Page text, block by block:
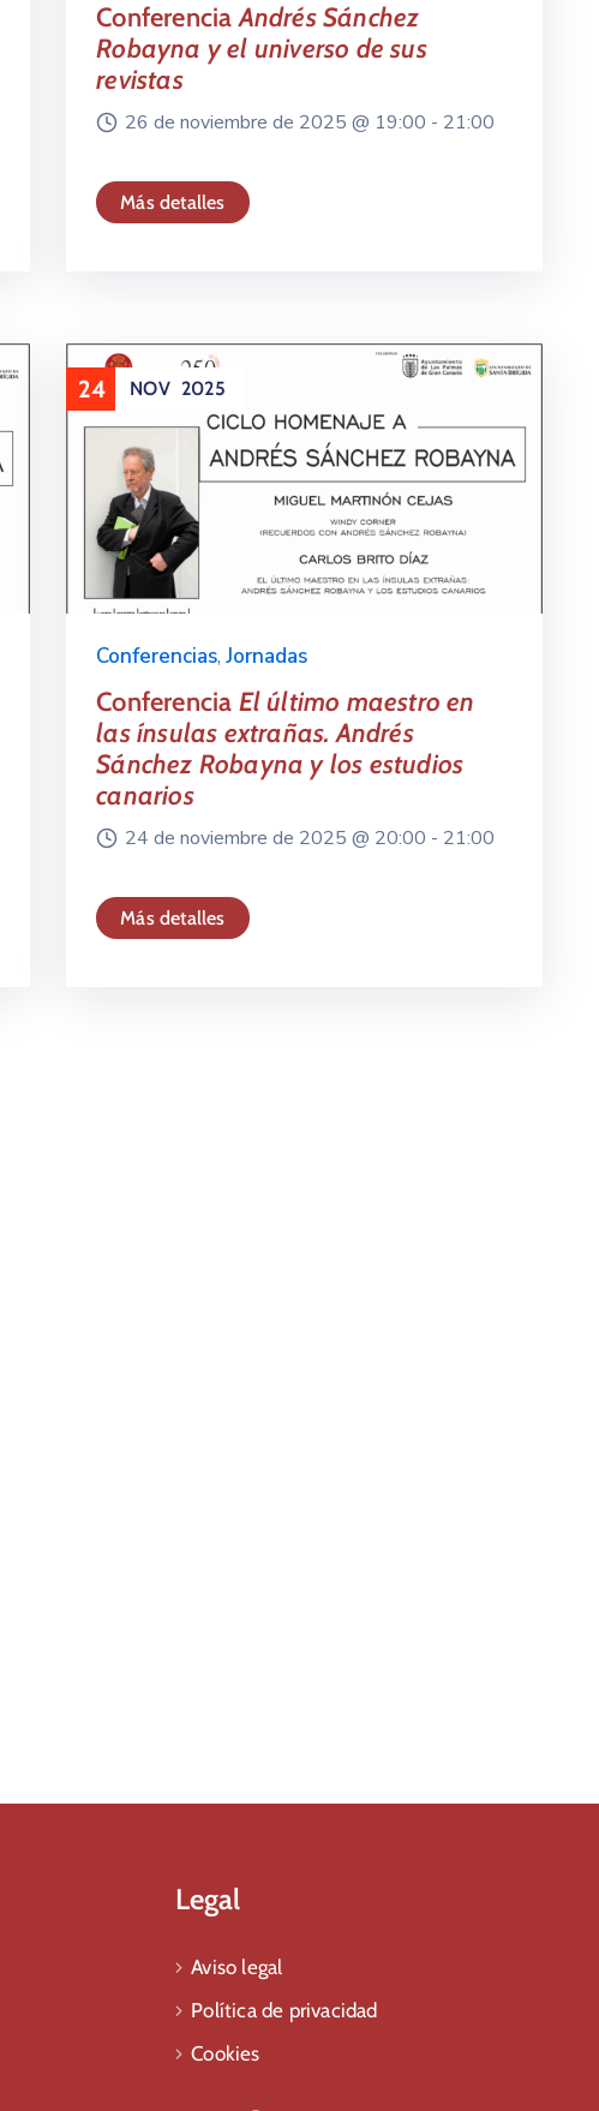
ConferenciaAndrés Sánchez
Robayna y el universo de sus
revistas
26 de noviembre de 2025 @ 19:00 - 21:00
Más detalles
24 NOV 2025
Conferencias,Jornadas
Conferencia El último maestro en
las ínsulas extrañas. Andrés
Sánchez Robayna y los estudios
canarios
24 de noviembre de 2025 @ 20:00 - 21:00
Más detalles
Legal
Aviso legal
Política de privacidad
Cookies